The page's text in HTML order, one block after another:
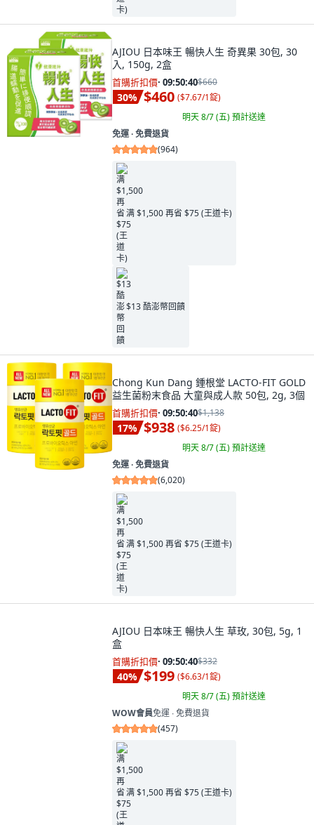
AJIOU 日本味王 暢快人生 奇異果 30包, 30
入, 150g, 2盒
首購折扣價· 09:50:38$660
30% $460 ($7.67/1錠)
明天 8/7 (五)預計送達
免運 ∙ 免費退貨
(964)
满 $1,500 再省 $75 (王道卡)
$13 酷澎幣回饋
Chong Kun Dang 鍾根堂 LACTO-FIT GOLD
益生菌粉末食品 大童與成人款 50包, 2g, 3個
首購折扣價· 09:50:38$1,138
17% $938 ($6.25/1錠)
明天 8/7 (五)預計送達
免運 ∙ 免費退貨
(6,020)
满 $1,500 再省 $75 (王道卡)
AJIOU 日本味王 暢快人生 草玫, 30包, 5g, 1
盒
首購折扣價· 09:50:38$332
40% $199 ($6.63/1錠)
明天 8/7 (五)預計送達
WOW會員免運 ∙ 免費退貨
(457)
满 $1,500 再省 $75 (王道卡)